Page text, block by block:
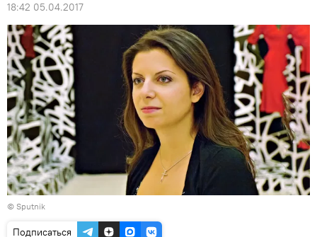
18:42 05.04.2017
© Sputnik
Подписаться